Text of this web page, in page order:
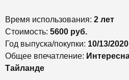
Время использования: 2 лет
Стоимость: 5600 руб.
Год выпуска/покупки: 10/13/2020
Общее впечатление:
Тайланде